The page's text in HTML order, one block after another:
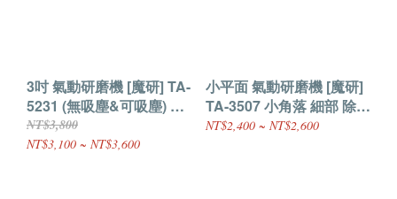
3吋 氣動研磨機 [魔研] TA-
5231 (無吸塵&可吸塵) 平
面 細部 除漆 研磨 修補 板
金 處理 平穩 輕盈
NT$3,800
NT$3,100 ~ NT$3,600
小平面 氣動研磨機 [魔研]
TA-3507 小角落 細部 除漆
研磨 修補 鏡面 板金 紋路
NT$2,400 ~ NT$2,600